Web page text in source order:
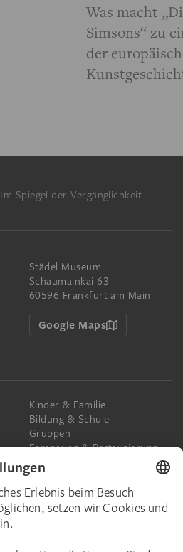
Was macht
Simsons“ zu
der
Im Spiegel der Vergänglichkeit
Städel Museum
Schaumainkai 63
60596 Frankfurt am Main
Google Maps
Kinder & Familie
Bildung & Schule
Gruppen
Forschung & Restaurierung
Presse